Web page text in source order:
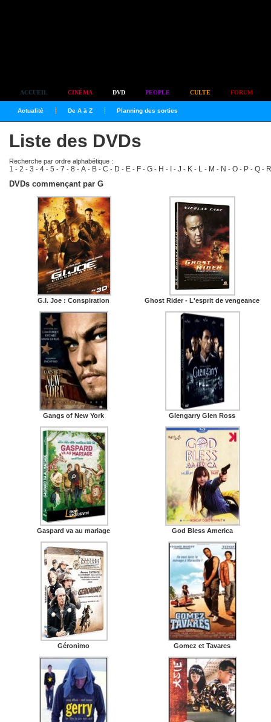
ACCUEIL CINÉMA DVD PEOPLE CULTE FORUM
Actualité De A à Z Planning des sorties
Liste des DVDs
Recherche par ordre alphabétique :
1 - 2 - 3 - 4 - 5 - 7 - 8 - A - B - C - D - E - F - G - H - - J - K - L - M - N - O - P - Q - R
DVDs commençant par G
G.I. Joe : Conspiration
Gangs of New York
Gaspard va au mariage
Géronimo
Ghost Rider - L'esprit de vengeance
Glengarry Glen Ross
God Bless America
Gomez et Tavares